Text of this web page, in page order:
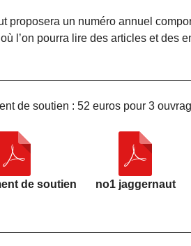
proposera un numéro annuel
l’on pourra lire des articles et des
de soutien : 52 euros pour 3
de soutien no1 jaggernaut